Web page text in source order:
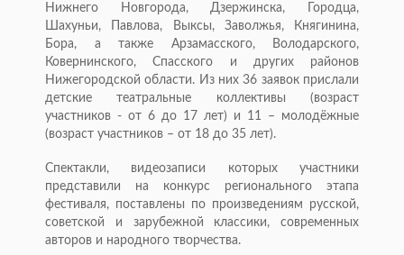
Нижнего Новгорода, Дзержинска, Городца,
Шахуньи, Павлова, Выксы, Заволжья, Княгинина,
Бора, а также Арзамасского, Володарского,
Ковернинского, Спасского и других районов
Нижегородской области. Из них 36 заявок прислали
детские театральные коллективы (возраст
участников - от 6 до 17 лет) и 11 – молодёжные
(возраст участников – от 18 до 35 лет).
Спектакли, видеозаписи которых участники
представили на конкурс регионального этапа
фестиваля, поставлены по произведениям русской,
советской и зарубежной классики, современных
авторов и народного творчества.